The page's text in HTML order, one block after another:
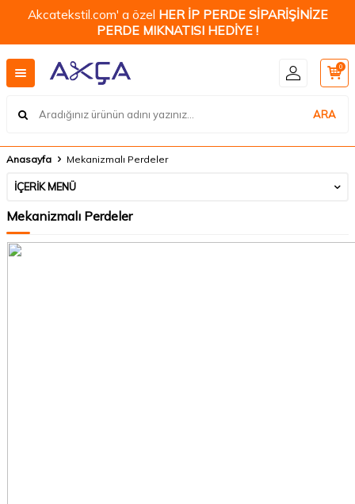
Akcatekstil.com' a özel HER İP PERDE SİPARİŞİNİZE
PERDE MIKNATISI HEDİYE !
ARA
0
Anasayfa Mekanizmalı Perdeler
İÇERIK MENÜ
Mekanizmalı Perdeler